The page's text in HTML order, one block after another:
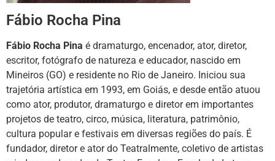
Fábio Rocha Pina
Fábio Rocha Pina é dramaturgo, encenador, ator, diretor,
escritor, fotógrafo de natureza e educador, nascido em
Mineiros (GO) e residente no Rio de Janeiro. Iniciou sua
trajetória artística em 1993, em Goiás, e desde então atuou
como ator, produtor, dramaturgo e diretor em importantes
projetos de teatro, circo, música, literatura, patrimônio,
cultura popular e festivais em diversas regiões do país. É
fundador, diretor e ator do Teatralmente, coletivo de artistas